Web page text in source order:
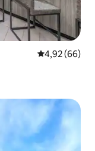
5 üzerinden
4,92 (66)